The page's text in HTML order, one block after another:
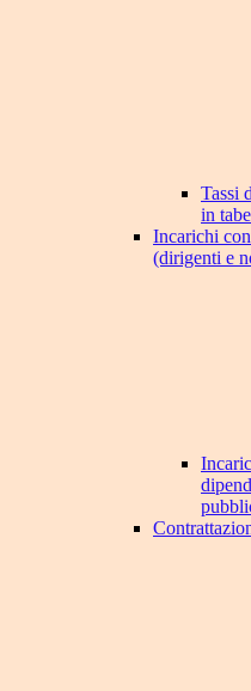
Tassi
in
Incarichi
(dirigenti e